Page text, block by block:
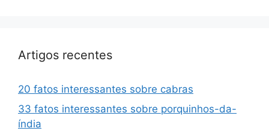
Artigos recentes
20 fatos interessantes sobre cabras
33 fatos interessantes sobre porquinhos-da-
índia